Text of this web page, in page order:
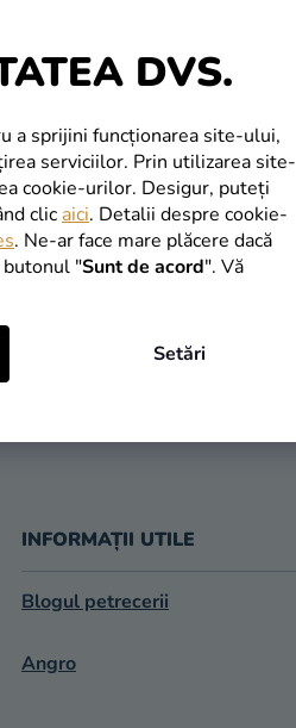
DVS.
a sprijini funcționarea site-ului,
serviciilor. Prin utilizarea site-
cookie-urilor. Desigur, puteți
clic aici. Detalii despre cookie-
. Ne-ar face mare plăcere dacă
butonul "Sunt de acord". Vă
Setări
alte categorii.
MAGAZIN
LIVRARE ÎN 1 ZI
INFORMAȚII UTILE
Blogul petrecerii
Angro